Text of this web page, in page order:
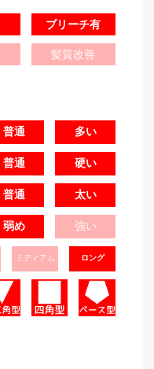
ブリーチ有
髪質改善
普通 多い
普通 硬い
普通 太い
弱め 強い
ミディアム ロング